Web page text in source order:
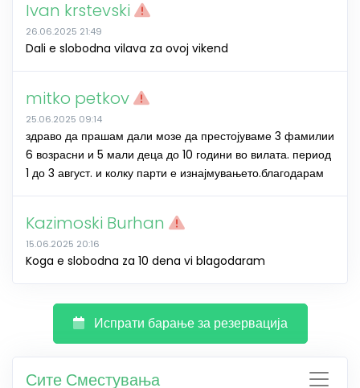
Ivan krstevski
26.06.2025 21:49
Dali e slobodna vilava za ovoj vikend
mitko petkov
25.06.2025 09:14
здраво да прашам дали мозе да престојуваме 3 фамилии
6 возрасни и 5 мали деца до 10 години во вилата. период
1 до 3 август. и колку парти е изнајмувањето.благодарам
Kazimoski Burhan
15.06.2025 20:16
Koga e slobodna za 10 dena vi blagodaram
Испрати барање за резервација
Сите Сместувања